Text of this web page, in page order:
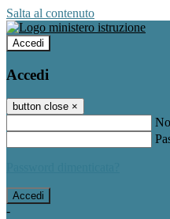
Salta al contenuto
Accedi
Accedi
button close ×
-